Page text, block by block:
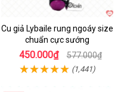
Cu giả Lybaile rung ngoáy size
chuẩn cực sướng
450.000₫ 577.000₫
(1,441)